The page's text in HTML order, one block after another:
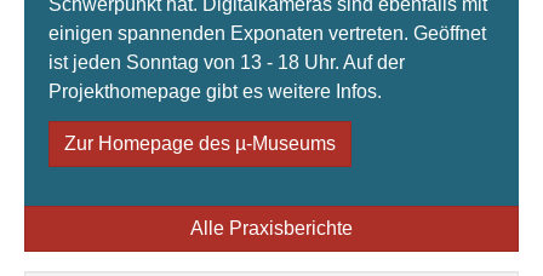
Schwerpunkt hat. Digitalkameras sind ebenfalls mit
einigen spannenden Exponaten vertreten. Geöffnet
ist jeden Sonntag von 13 - 18 Uhr. Auf der
Projekthomepage gibt es weitere Infos.
Zur Homepage des µ-Museums
Alle Praxisberichte